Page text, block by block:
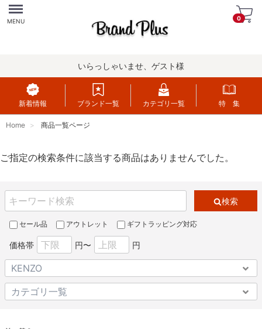
Menu
MENU 0
いらっしゃいませ、ゲスト様
新着情報 ブランド一覧 カテゴリ一覧 特 集
Home 商品一覧ページ
ご指定の検索条件に該当する商品はありませんでした。
検索
セール品 アウトレット ギフトラッピング対応
価格帯 円〜 円